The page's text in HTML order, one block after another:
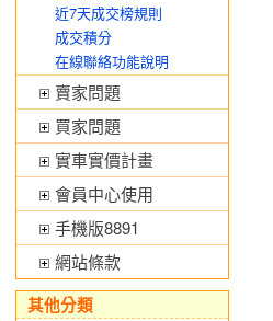
近7天成交榜規則
成交積分
在線聯絡功能說明
賣家問題
買家問題
實車實價計畫
會員中心使用
手機版8891
網站條款
其他分類